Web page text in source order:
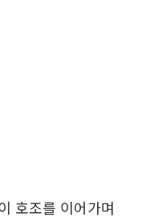
호조를 이어가며